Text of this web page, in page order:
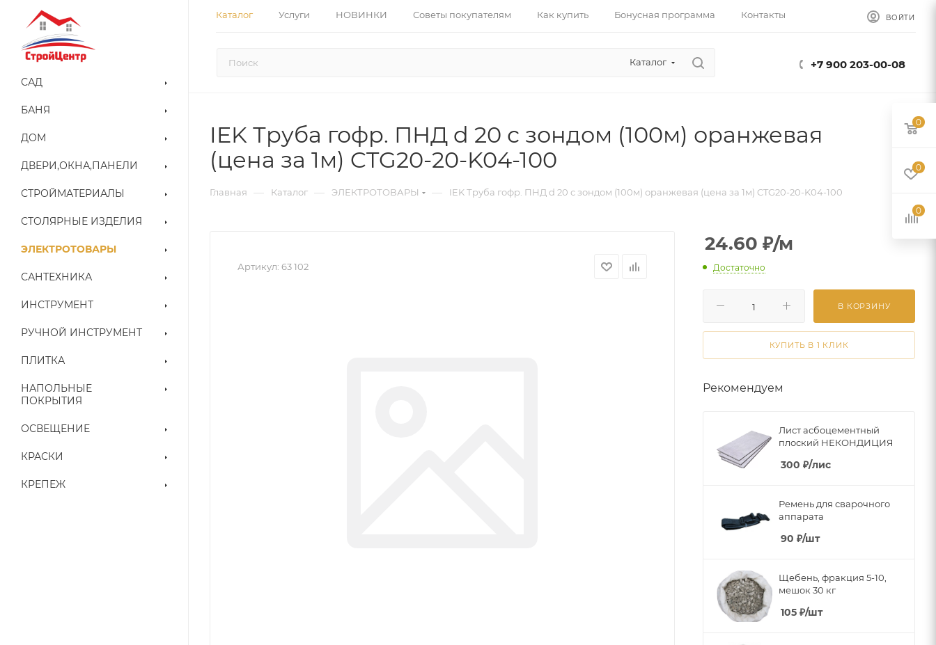
Каталог Услуги НОВИНКИ Советы покупателям Как купить Бонусная программа Контакты ВОЙТИ
Каталог +7 900 203-00-08
САД
БАНЯ
ДОМ
ДВЕРИ,ОКНА,ПАНЕЛИ
СТРОЙМАТЕРИАЛЫ
СТОЛЯРНЫЕ ИЗДЕЛИЯ
ЭЛЕКТРОТОВАРЫ
САНТЕХНИКА
ИНСТРУМЕНТ
РУЧНОЙ ИНСТРУМЕНТ
ПЛИТКА
НАПОЛЬНЫЕ
ПОКРЫТИЯ
ОСВЕЩЕНИЕ
КРАСКИ
КРЕПЕЖ
IEK Труба гофр. ПНД d 20 с зондом (100м) оранжевая
(цена за 1м) CTG20-20-K04-100
Главная — Каталог — ЭЛЕКТРОТОВАРЫ — IEK Труба гофр. ПНД d 20 с зондом (100м) оранжевая (цена за 1м) CTG20-20-K04-100
Артикул: 63 102
24.60 ₽/м
Достаточно
В КОРЗИНУ
КУПИТЬ В 1 КЛИК
Рекомендуем
Лист асбоцементный
плоский НЕКОНДИЦИЯ
300 ₽/лис
Ремень для сварочного
аппарата
90 ₽/шт
Щебень, фракция 5-10,
мешок 30 кг
105 ₽/шт
0
0
0